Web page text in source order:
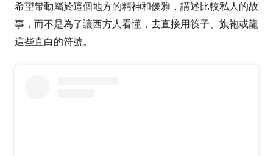
希望帶動屬於這個地方的精神和優雅，講述比較私人的故
事，而不是為了讓西方人看懂，去直接用筷子、旗袍或龍
這些直白的符號。